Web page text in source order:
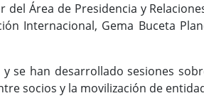
Área de Presidencia y
Internacional, Gema Buceta
se han desarrollado sesiones
socios y la movilización de